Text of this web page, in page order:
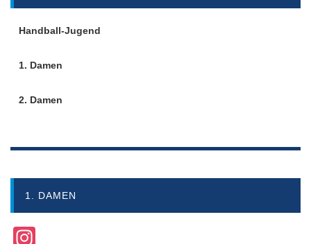
Handball-Jugend
1. Damen
2. Damen
1. DAMEN